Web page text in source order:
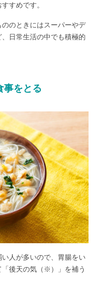
すめです。
のときにはスーパーやデ
日常生活の中でも積極的
事をとる
人が多いので、胃腸をい
「後天の気（※）」を補う